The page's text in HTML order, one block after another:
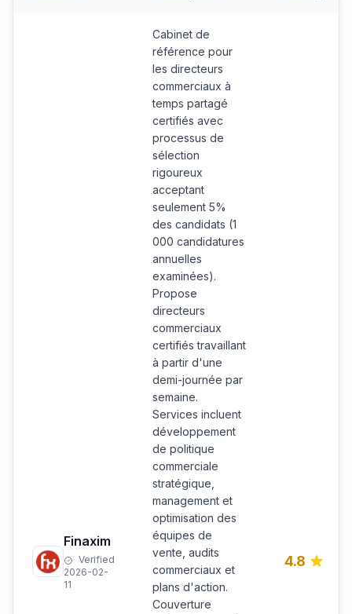
Finaxim
Verified
2026-02-
11
Cabinet de
référence pour
les directeurs
commerciaux à
temps partagé
certifiés avec
processus de
sélection
rigoureux
acceptant
seulement 5%
des candidats (1
000 candidatures
annuelles
examinées).
Propose
directeurs
commerciaux
certifiés travaillant
à partir d'une
demi-journée par
semaine.
Services incluent
développement
de politique
commerciale
stratégique,
management et
optimisation des
équipes de
vente, audits
commerciaux et
plans d'action.
Couverture
4.8